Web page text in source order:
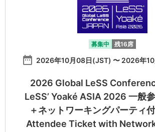
募集中 残16席
date_range 2026年10月08日(JST) 〜 2026年
2026 Global LeSS
LeSS’ Yoaké ASIA 2026 一般
＋ネットワーキングパーティ
Attendee Ticket with